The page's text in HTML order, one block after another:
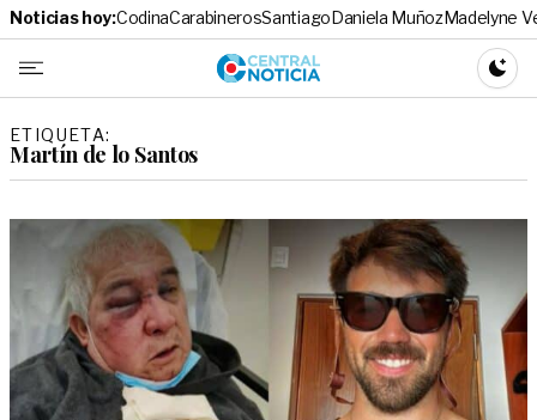
Noticias hoy:CodinaCarabinerosSantiagoDaniela MuñozMadelyne
Central
ETIQUETA:
Martín de lo Santos